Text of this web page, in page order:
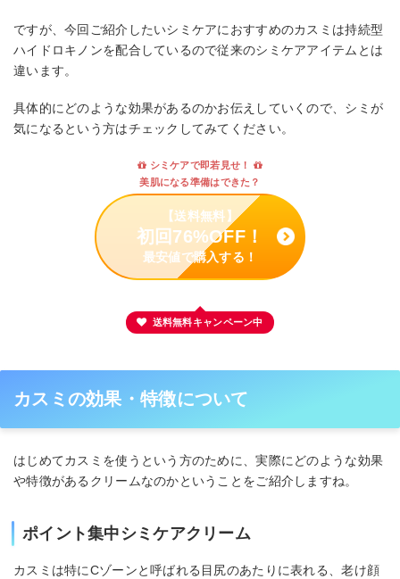
ですが、今回ご紹介したいシミケアにおすすめのカスミは持続型
ハイドロキノンを配合しているので従来のシミケアアイテムとは
違います。
具体的にどのような効果があるのかお伝えしていくので、シミが
気になるという方はチェックしてみてください。
シミケアで即若見せ！
美肌になる準備はできた？
【送料無料】
初回76%OFF！
最安値で購入する！
送料無料キャンペーン中
カスミの効果・特徴について
はじめてカスミを使うという方のために、実際にどのような効果
や特徴があるクリームなのかということをご紹介しますね。
ポイント集中シミケアクリーム
カスミは特にCゾーンと呼ばれる目尻のあたりに表れる、老け顔